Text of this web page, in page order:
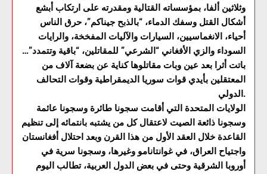
وثلاثين ألفا، بمؤسساته القتالية ومقدرته على ارتكاب أبشع
أشكال القتل وسفك الدماء، “بالذبح جيناكم”، حرق الناس
أحياء، الانغماسيين، السيارات والآليات المفخخة، والرايات
السوداء والزي الأفغاني “الشرعي” للمقاتلين، “باقية وتتمدد”…
باتت أثرا بعد عين وبات مقاتلوها كناية عن بضعة آلاف من
المعتقلين بأيدي قوات سوريا الديمقراطية وقوات التحالف
الدولي.
الولايات المتحدة التي أقامت سجونا طائرة وسجونا عائمة
وسجونا ذائعة الصيت لاعتقال كل من يشتبه بانتمائه إلى تنظيم
القاعدة خلال العقد الأول من هذا القرن وبعد احتلال أفغانستان
واجتياح العراق، في غوانتانامو وغيرها، وسجونا سرية في
أوروبا الشرقية وحتى في بعض الدول العربية، تطالب اليوم